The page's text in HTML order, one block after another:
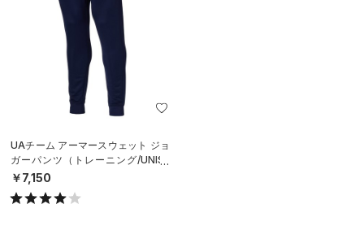
UAチーム アーマースウェット ジョ
ガーパンツ（トレーニング/UNISE
X）
￥7,150